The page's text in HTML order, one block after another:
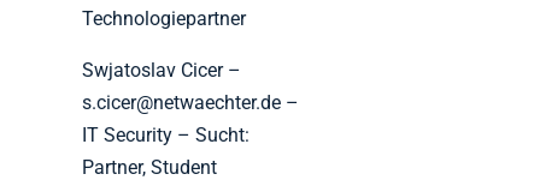
Technologiepartner
Swjatoslav Cicer –
s.cicer@netwaechter.de –
IT Security – Sucht:
Partner, Student